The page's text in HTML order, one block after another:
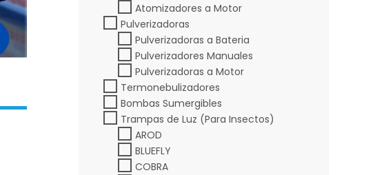
Atomizadores a Motor
Pulverizadoras
Pulverizadoras a Bateria
Pulverizadores Manuales
Pulverizadoras a Motor
Termonebulizadores
Bombas Sumergibles
Trampas de Luz (Para Insectos)
AROD
BLUEFLY
COBRA